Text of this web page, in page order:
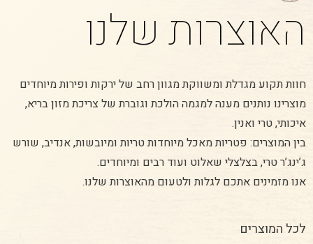
האוצרות שלנו
חוות תקוע מגדלת ומשווקת מגוון רחב של ירקות ופירות מיוחדים
מוצרינו נותנים מענה למגמה הולכת וגוברת של צריכת מזון בריא,
איכותי, טרי ואנין.
בין המוצרים: פטריות מאכל מיוחדות טריות ומיובשות, אנדיב, שורש
ג’ינג’ר טרי, בצלצלי שאלוט ועוד רבים ומיוחדים.
אנו מזמינים אתכם לגלות ולטעום מהאוצרות שלנו.
לכל המוצרים